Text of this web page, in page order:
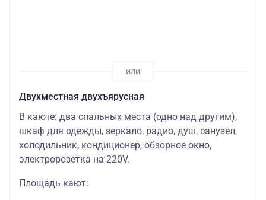
Двухместная двухъярусная
В каюте: два спальных места (одно над другим),
шкаф для одежды, зеркало, радио, душ, санузел,
холодильник, кондиционер, обзорное окно,
электророзетка на 220V.
Площадь кают: